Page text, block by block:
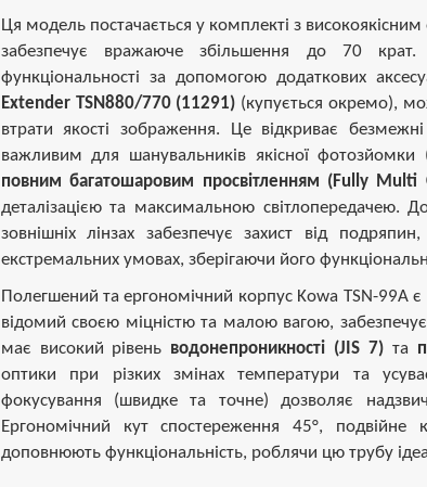
Ця модель постачається у комплекті з
забезпечує вражаюче збільшення до 70
функціональності за допомогою додаткових
Extender TSN880/770 (11291) (купується окремо),
втрати якості зображення. Це відкриває
важливим для шанувальників якісної
повним багатошаровим просвітленням (Fully Multi
деталізацією та максимальною світлопередачею.
зовнішніх лінзах забезпечує захист від
екстремальних умовах, зберігаючи його
Полегшений та ергономічний корпус Kowa TSN-99A є
відомий своєю міцністю та малою вагою, забезпечує
має високий рівень водонепроникності (JIS 7) та
оптики при різких змінах температури та
фокусування (швидке та точне) дозволяє
Ергономічний кут спостереження 45°,
доповнюють функціональність, роблячи цю трубу